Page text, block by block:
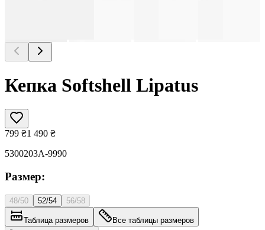
Кепка Softshell Lipatus
799 ₴1 490 ₴
5300203A-9990
Размер:
48/50 52/54 56/58
Таблица размеров Все таблицы размеров